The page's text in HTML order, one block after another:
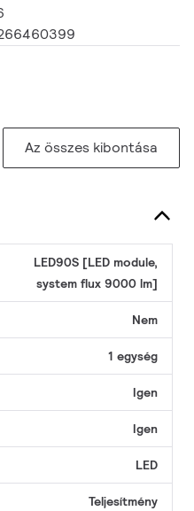
Az összes kibontása
LED90S [LED module,
system flux 9000 lm]
Nem
1 egység
Igen
Igen
LED
Teljesítmény